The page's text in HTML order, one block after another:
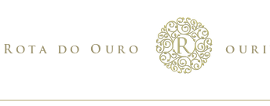
Rota do Ouro